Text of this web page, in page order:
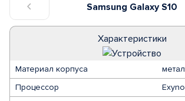
Samsung Galaxy S10
Характеристики
Материал корпуса
Процессор